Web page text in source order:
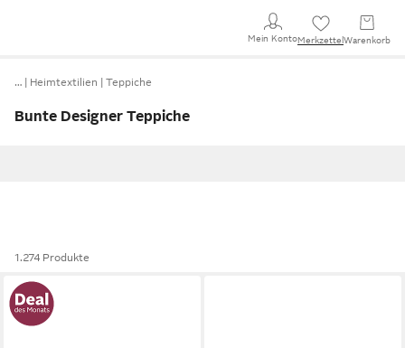
Mein KontoMerkzettel Warenkorb
… Heimtextilien Teppiche
Bunte Designer Teppiche
1.274 Produkte